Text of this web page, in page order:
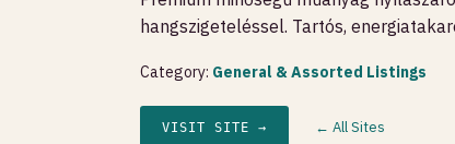
hangszigeteléssel. Tartós,
Category: General & Assorted Listings
VISIT SITE → ← All Sites